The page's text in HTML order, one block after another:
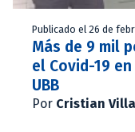
Publicado el 26 de
Más de 9 mil
el Covid-19
UBB
Por Cristian